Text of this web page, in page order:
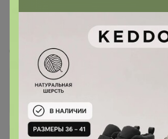
Спорт и туризм.
Стоп 10 августа